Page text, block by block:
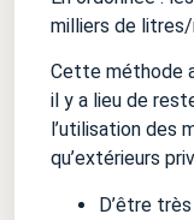
milliers de
Cette méthode
il y a lieu de
l’utilisation des
qu’extérieurs
D’être